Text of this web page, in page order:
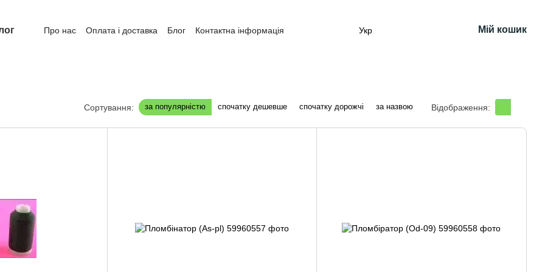
Про нас Оплата і доставка Блог Контактна інформація Укр Мій кошик
Сортування: за популярністю спочатку дешевше спочатку дорожчі за назвою Відображення: